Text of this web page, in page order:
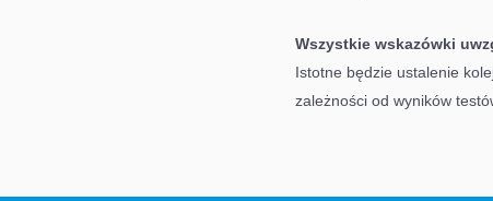
Wszystkie wskazówki
Istotne będzie ustalenie
zależności od wyników